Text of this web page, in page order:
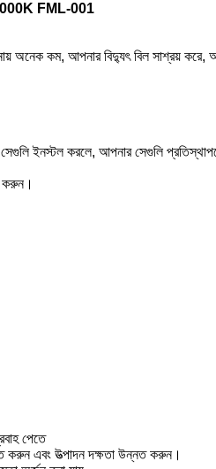
FML-001
অনেক কম, আপনার বিদ্যুৎ বিল সাশ্রয়
ইনস্টল করলে, আপনার সেগুলি
করুন।
পেতে
করুন এবং উত্পাদন দক্ষতা উন্নত করুন।